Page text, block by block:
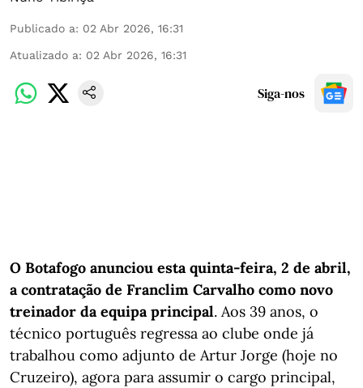
Publicado a: 02 Abr 2026, 16:31
Atualizado a: 02 Abr 2026, 16:31
Siga-nos
O Botafogo anunciou esta quinta-feira, 2 de abril,
a contratação de Franclim Carvalho como novo
treinador da equipa principal. Aos 39 anos, o
técnico português regressa ao clube onde já
trabalhou como adjunto de Artur Jorge (hoje no
Cruzeiro), agora para assumir o cargo principal,